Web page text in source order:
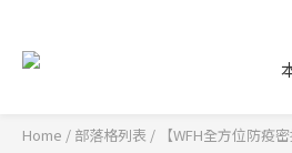
Home / 部落格列表 / 【WFH全方位防疫